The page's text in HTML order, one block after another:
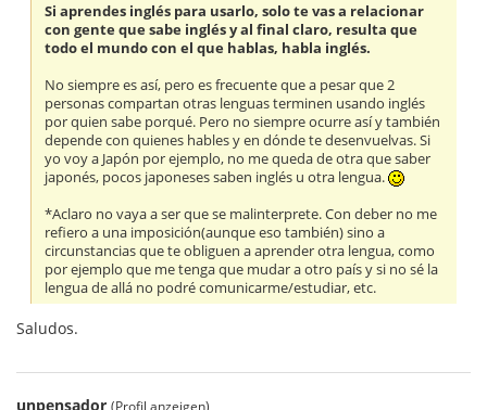
Si aprendes inglés para usarlo, solo te vas a relacionar
con gente que sabe inglés y al final claro, resulta que
todo el mundo con el que hablas, habla inglés.
No siempre es así, pero es frecuente que a pesar que 2
personas compartan otras lenguas terminen usando inglés
por quien sabe porqué. Pero no siempre ocurre así y también
depende con quienes hables y en dónde te desenvuelvas. Si
yo voy a Japón por ejemplo, no me queda de otra que saber
japonés, pocos japoneses saben inglés u otra lengua.
*Aclaro no vaya a ser que se malinterprete. Con deber no me
refiero a una imposición(aunque eso también) sino a
circunstancias que te obliguen a aprender otra lengua, como
por ejemplo que me tenga que mudar a otro país y si no sé la
lengua de allá no podré comunicarme/estudiar, etc.
Saludos.
unpensador (Profil anzeigen)